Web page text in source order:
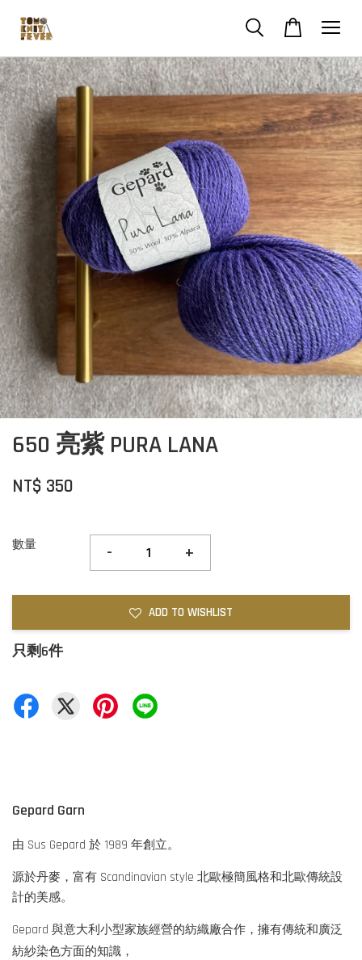
650 亮紫 PURA LANA
NT$ 350
數量 - +
ADD TO WISHLIST
只剩6件
Gepard Garn
由 Sus Gepard 於 1989 年創立。
源於丹麥，富有 Scandinavian style 北歐極簡風格和北歐傳統設
計的美感。
Gepard 與意大利小型家族經營的紡織廠合作，擁有傳統和廣泛
紡紗染色方面的知識，